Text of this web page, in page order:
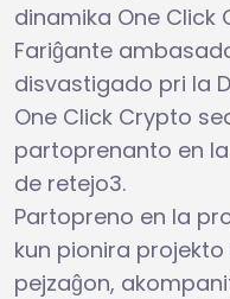
dinamika One
Fariĝante
disvastigado pri la
One Click Crypto
partoprenanto en
de retejo3.
Partopreno en la
kun pionira
pejzaĝon,